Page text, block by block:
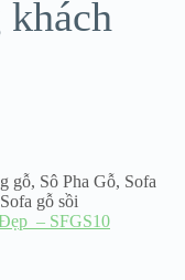
khách
gỗ, Sô Pha Gỗ, Sofa
Sofa gỗ sồi
– SFGS10